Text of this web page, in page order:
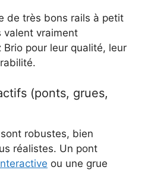
de très bons rails à petit
valent vraiment
Brio pour leur qualité, leur
(ponts, grues,
robustes, bien
réalistes. Un pont
ou une grue